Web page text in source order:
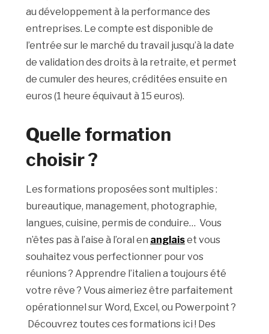
au développement à la performance des
entreprises. Le compte est disponible de
l’entrée sur le marché du travail jusqu’à la date
de validation des droits à la retraite, et permet
de cumuler des heures, créditées ensuite en
euros (1 heure équivaut à 15 euros).
Quelle formation
choisir ?
Les formations proposées sont multiples :
bureautique, management, photographie,
langues, cuisine, permis de conduire… Vous
n’êtes pas à l’aise à l’oral en anglaiset vous
souhaitez vous perfectionner pour vos
réunions ? Apprendre l’italien a toujours été
votre rêve ? Vous aimeriez être parfaitement
opérationnel sur Word, Excel, ou Powerpoint ?
Découvrez toutes ces formations ici ! Des